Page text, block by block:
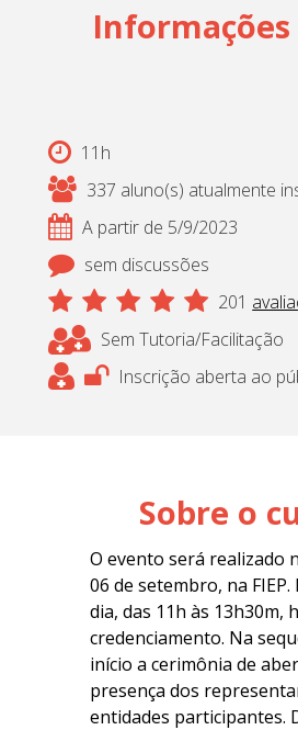
Cadastrar
Informações
11h
337 aluno(s) atualmente
A partir de 5/9/2023
sem discussões
201
Sem Tutoria/Facilitação
Inscrição aberta ao
Sobre o
O evento será realizado
06 de setembro, na
dia, das 11h às 13h30m,
credenciamento. Na
início a cerimônia de
presença dos
entidades participantes.